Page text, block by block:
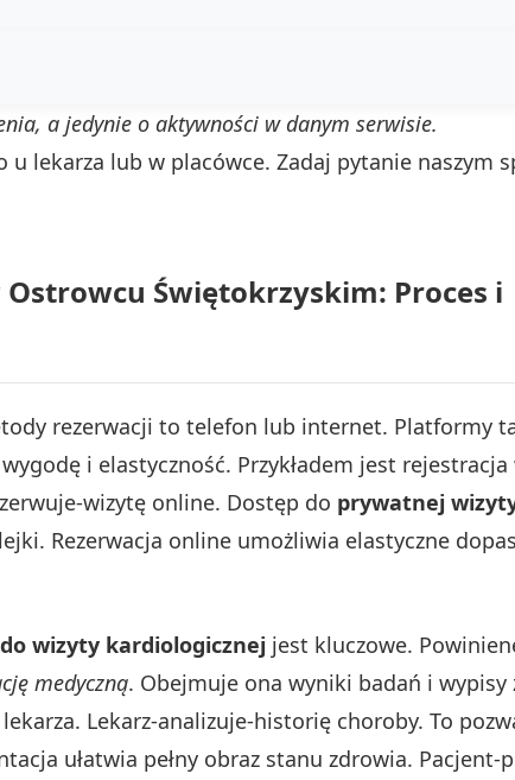
a jedynie o aktywności w danym serwisie.
lekarza lub w placówce. Zadaj pytanie naszym
Świętokrzyskim: Proces i
rezerwacji to telefon lub internet. Platformy
i elastyczność. Przykładem jest
wizytę online. Dostęp do prywatnej
Rezerwacja online umożliwia elastyczne
wizyty kardiologicznej jest kluczowe.
medyczną. Obejmuje ona wyniki badań i wypisy
Lekarz-analizuje-historię choroby. To
ułatwia pełny obraz stanu zdrowia. Pacjent-